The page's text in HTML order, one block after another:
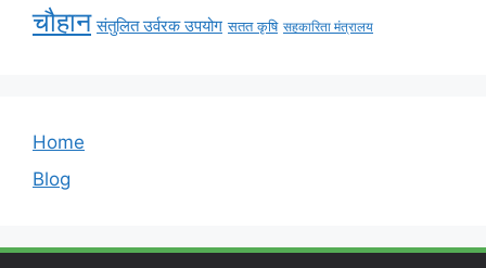
चौहान संतुलित उर्वरक उपयोग सतत कृषि सहकारिता मंत्रालय
Home
Blog